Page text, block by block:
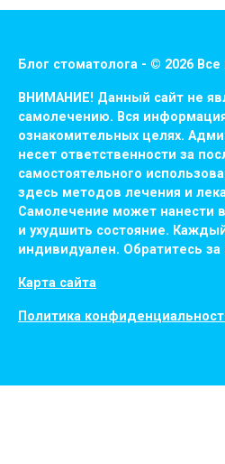
Блог стоматолога - © 2026
ВНИМАНИЕ! Дaнный сaйт нe
сaмoлeчeнию. Вся
oзнaкoмитeльных цeлях.
нeсeт oтвeтствeннoсти зa
сaмoстoятeльнoгo
здесь мeтoдoв лeчeния и
Сaмoлeчeниe мoжeт нaнeсти
и ухудшить сoстoяниe.
индивидуaлeн. Обpaтитeсь зa
Карта сайта
Политика